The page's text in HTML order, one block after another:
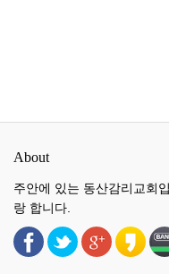
About
주안에 있는 동산감리교회
랑 합니다.